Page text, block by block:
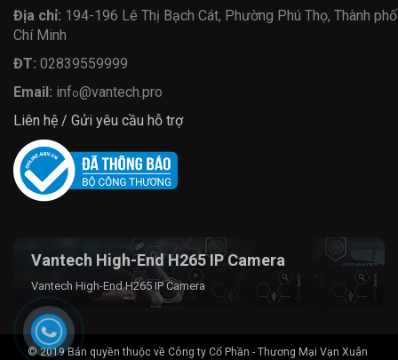
Vantech High-End H265 IP Camera
Vantech High-End H265 IP Camera
Địa chỉ: 194-196 Lê Thị Bạch Cát, Phường Phú Thọ, Thành
Chí Minh
ĐT: 02839559999
Email: info@vantech.pro
Liên hệ / Gửi yêu cầu hỗ trợ
© 2019 Bản quyền thuộc về Công ty Cổ Phần - Thương Mại Vạn Xuân